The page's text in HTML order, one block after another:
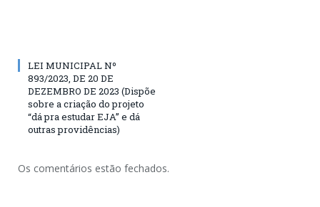
LEI MUNICIPAL Nº
893/2023, DE 20 DE
DEZEMBRO DE 2023 (Dispõe
sobre a criação do projeto
“dá pra estudar EJA” e dá
outras providências)
Os comentários estão fechados.